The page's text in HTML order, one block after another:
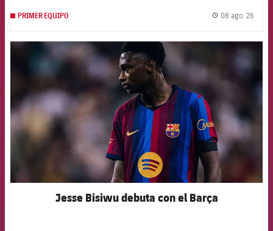
PRIMER EQUIPO 08 ago. 26
FCB Barcelona badge
Jesse Bisiwu debuta con el Barça